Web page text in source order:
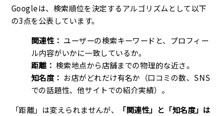
Googleは、検索順位を決定するアルゴリズムとして以下
の3点を公表しています。
関連性： ユーザーの検索キーワードと、プロフィー
ル内容がいかに一致しているか。
距離： 検索地点から店舗までの物理的な近さ。
知名度： お店がどれだけ有名か（口コミの数、SNS
での話題性、他サイトでの紹介実績）。
「距離」は変えられませんが、
「関連性」と「知名度」は